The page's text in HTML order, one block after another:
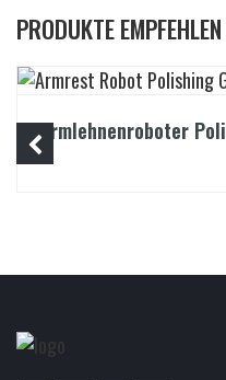
PRODUKTE EMPFEHLEN
Armlehnenroboter